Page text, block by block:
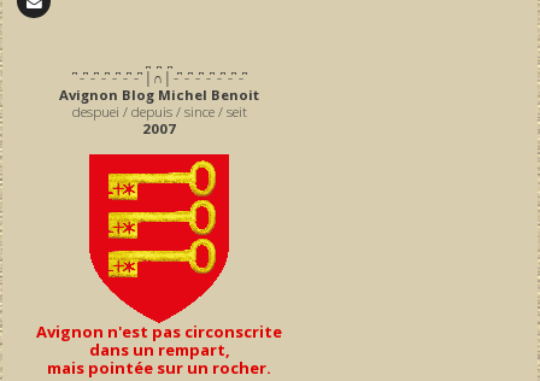
͆ ̵ ͆ ̵ ͆ ̵ ͆ ̵ ͆ ̵ ͆ ̵ ͆ │∩│ ̵ ͆ ̵ ͆ ̵ ͆ ̵ ͆ ̵ ͆ ̵ ͆ ̵ ͆
Avignon Blog Michel Benoit
despuei / depuis / since / seit
2007
Avignon n'est pas circonscrite
dans un rempart,
mais pointée sur un rocher.